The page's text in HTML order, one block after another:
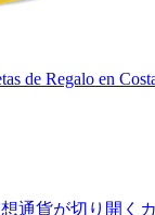
de Regalo en
通貨が切り開く